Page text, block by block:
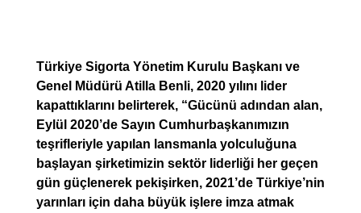
Türkiye Sigorta Yönetim Kurulu Başkanı ve
Genel Müdürü Atilla Benli, 2020 yılını lider
kapattıklarını belirterek, “Gücünü adından alan,
Eylül 2020’de Sayın Cumhurbaşkanımızın
teşrifleriyle yapılan lansmanla yolculuğuna
başlayan şirketimizin sektör liderliği her geçen
gün güçlenerek pekişirken, 2021’de Türkiye’nin
yarınları için daha büyük işlere imza atmak